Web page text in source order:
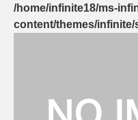
/home/infinite18/ms-
content/themes/infinite/